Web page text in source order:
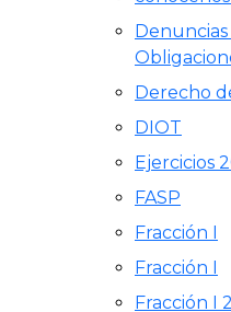
Derecho
DIOT
Ejercicios
FASP
Fracción I
Fracción I
Fracción I